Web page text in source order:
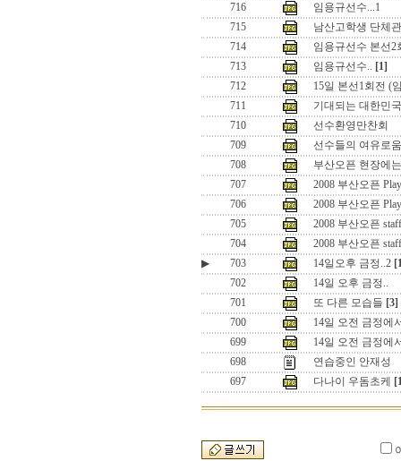
716
임용규선수...1
715
남산고학생 단체
714
임용규선수 본선2
713
임용규선수.. [1]
712
15일 본선1회전 (
711
기대되는 대한민
710
선수환영만찬회
709
선수들의 여유로
708
부산오픈 현장에
707
2008 부산오픈
706
2008 부산오픈
705
2008 부산오픈
704
2008 부산오픈
▶
703 14일오후 금정..2
702
14일 오후 금정..
701
또 다른 모습들 [3]
700
14일 오전 금정에
699
14일 오전 금정에
698
연습중인 안재성
697
다나이 우돔초케